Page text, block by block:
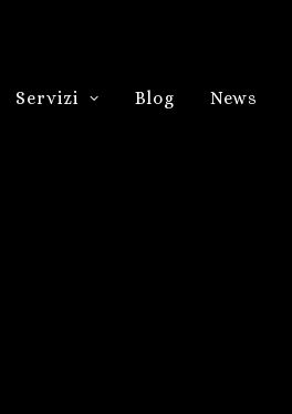
Servizi Blog News